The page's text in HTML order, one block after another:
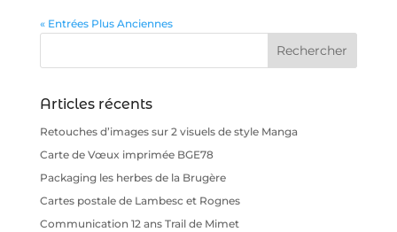
« Entrées Plus Anciennes
Articles récents
Retouches d’images sur 2 visuels de style Manga
Carte de Vœux imprimée BGE78
Packaging les herbes de la Brugère
Cartes postale de Lambesc et Rognes
Communication 12 ans Trail de Mimet